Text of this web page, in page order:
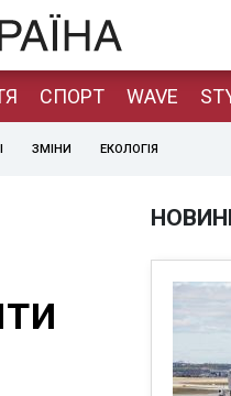
СПОРТ WAVE
ЗМІНИ ЕКОЛОГІЯ